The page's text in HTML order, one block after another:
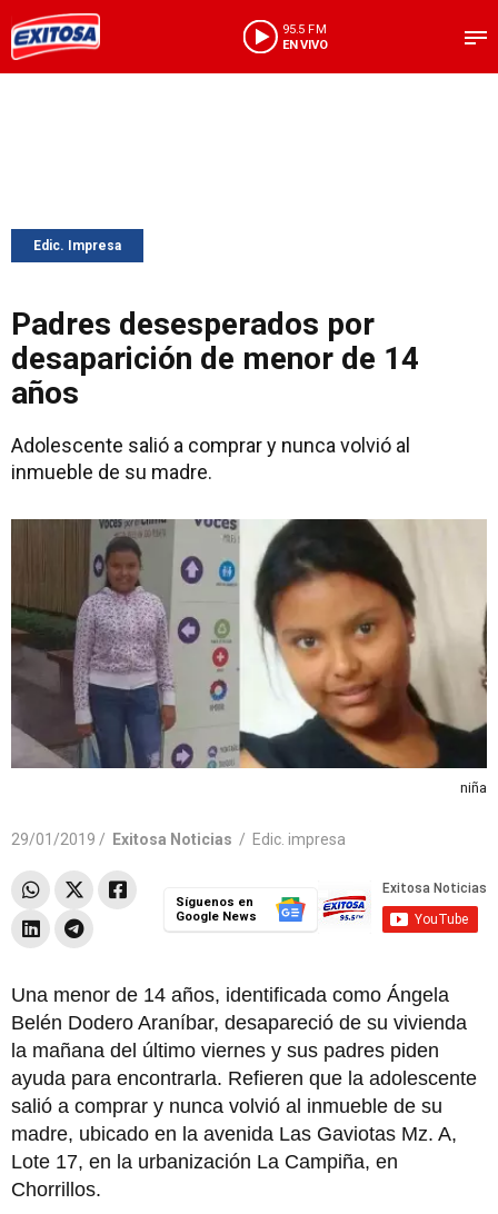
95.5 FM
EN VIVO
Edic. Impresa
Padres desesperados por
desaparición de menor de 14
años
Adolescente salió a comprar y nunca volvió al
inmueble de su madre.
niña
29/01/2019 / Exitosa Noticias / Edic. impresa
Síguenos en
Google News
Una menor de 14 años, identificada como Ángela
Belén Dodero Araníbar, desapareció de su vivienda
la mañana del último viernes y sus padres piden
ayuda para encontrarla. Refieren que la adolescente
salió a comprar y nunca volvió al inmueble de su
madre, ubicado en la avenida Las Gaviotas Mz. A,
Lote 17, en la urbanización La Campiña, en
Chorrillos.